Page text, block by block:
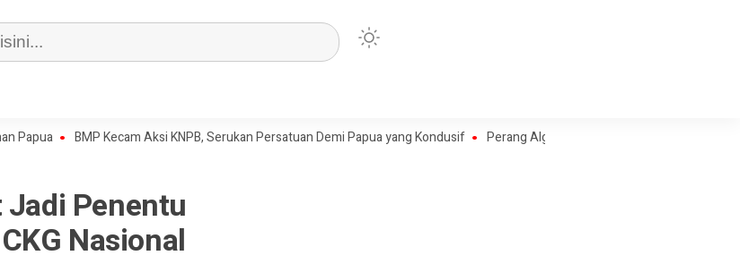
BMP Kecam Aksi KNPB, Serukan Persatuan Demi Papua yang Kondusif Perang Algoritma AI Makin Kompleks, Publik Diminta
Penentu
Nasional